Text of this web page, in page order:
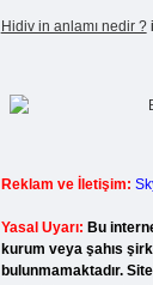
Hidiv in anlamı nedir ?
Reklam ve İletişim:
Yasal Uyarı: Bu
kurum veya şahıs
bulunmamaktadır.